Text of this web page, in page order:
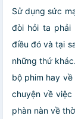
Sử dụng sức
đòi hỏi ta phải
điều đó và tại
những thứ
bộ phim hay
chuyện về
phàn nàn về